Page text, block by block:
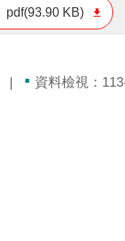
pdf(93.90 KB)
資料檢視：